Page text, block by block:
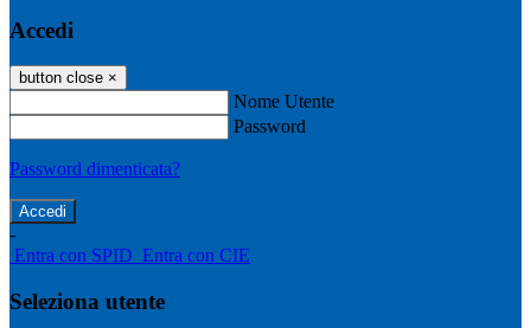
Accedi
button close ×
Nome Utente
Password
Password dimenticata?
-
Entra con SPID Entra con CIE
Seleziona utente